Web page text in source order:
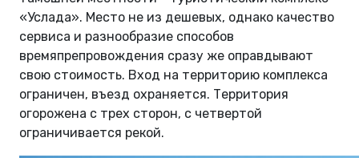
«Услада». Место не из дешевых, однако качество
сервиса и разнообразие способов
времяпрепровождения сразу же оправдывают
свою стоимость. Вход на территорию комплекса
ограничен, въезд охраняется. Территория
огорожена с трех сторон, с четвертой
ограничивается рекой.